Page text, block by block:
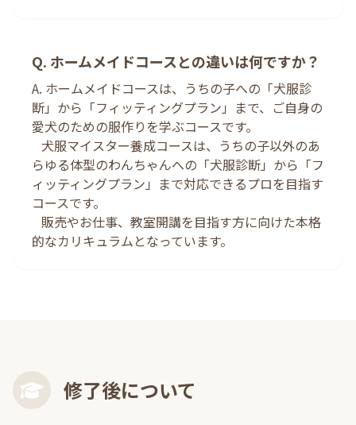
Q. ホームメイドコースとの違いは何ですか？
A. ホームメイドコースは、うちの子への「犬服診
断」から「フィッティングプラン」まで、ご自身の
愛犬のための服作りを学ぶコースです。
犬服マイスター養成コースは、うちの子以外のあ
らゆる体型のわんちゃんへの「犬服診断」から「フ
ィッティングプラン」まで対応できるプロを目指す
コースです。
販売やお仕事、教室開講を目指す方に向けた本格
的なカリキュラムとなっています。
修了後について